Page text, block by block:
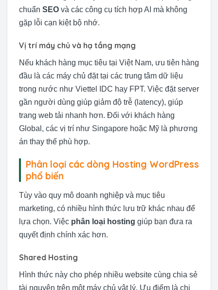
chuẩn SEO và các công cụ tích hợp AI mà không
gặp lỗi cạn kiệt bộ nhớ.
Vị trí máy chủ và hạ tầng mạng
Nếu khách hàng mục tiêu tại Việt Nam, ưu tiên hàng
đầu là các máy chủ đặt tại các trung tâm dữ liệu
trong nước như Viettel IDC hay FPT. Việc đặt server
gần người dùng giúp giảm độ trễ (latency), giúp
trang web tải nhanh hơn. Đối với khách hàng
Global, các vị trí như Singapore hoặc Mỹ là phương
án thay thế phù hợp.
Phân loại các dòng Hosting WordPress
phổ biến
Tùy vào quy mô doanh nghiệp và mục tiêu
marketing, có nhiều hình thức lưu trữ khác nhau để
lựa chọn. Việc phân loại hosting giúp bạn đưa ra
quyết định chính xác hơn.
Shared Hosting
Hình thức này cho phép nhiều website cùng chia sẻ
tài nguyên trên một máy chủ vật lý. Ưu điểm là chi